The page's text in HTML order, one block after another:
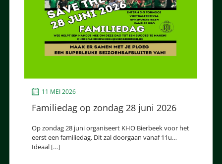
11 MEI 2026
Familiedag op zondag 28 juni 2026
Op zondag 28 juni organiseert KHO Bierbeek voor het
eerst een familiedag. Dit zal doorgaan vanaf 11u…
Ideaal […]